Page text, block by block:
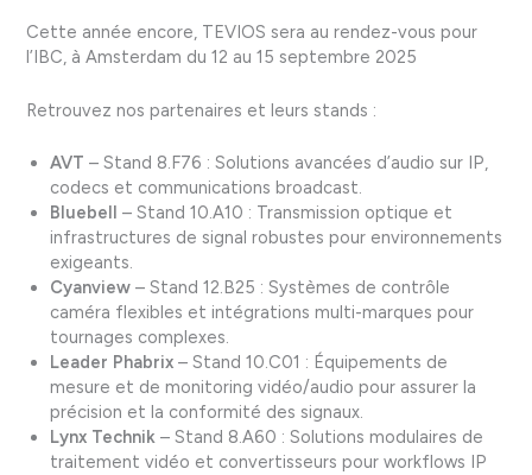
Cette année encore, TEVIOS sera au rendez-vous pour
l’IBC, à Amsterdam du 12 au 15 septembre 2025
Retrouvez nos partenaires et leurs stands :
AVT – Stand 8.F76 : Solutions avancées d’audio sur IP,
codecs et communications broadcast.
Bluebell – Stand 10.A10 : Transmission optique et
infrastructures de signal robustes pour environnements
exigeants.
Cyanview – Stand 12.B25 : Systèmes de contrôle
caméra flexibles et intégrations multi-marques pour
tournages complexes.
Leader Phabrix – Stand 10.C01 : Équipements de
mesure et de monitoring vidéo/audio pour assurer la
précision et la conformité des signaux.
Lynx Technik – Stand 8.A60 : Solutions modulaires de
traitement vidéo et convertisseurs pour workflows IP